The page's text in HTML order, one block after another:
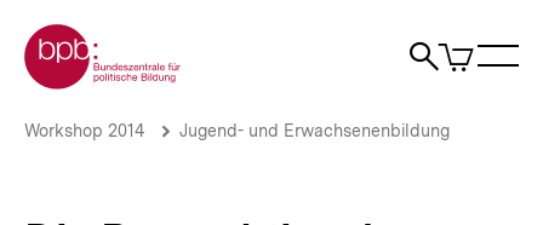
zum
Seiteninhalt
springen
Zur Startseite der bpb
Suche
Artikel
im
DieBrotkrümelnavigation
Pfadnavigation
Workshop 2014 Jugend- und Erwachsenenbildung